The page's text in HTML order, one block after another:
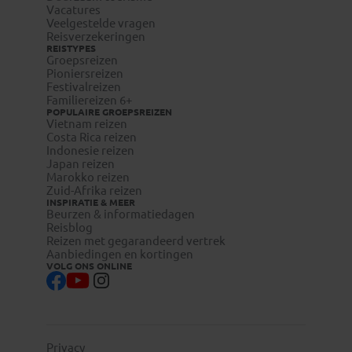
Vacatures
Veelgestelde vragen
Reisverzekeringen
REISTYPES
Groepsreizen
Pioniersreizen
Festivalreizen
Familiereizen 6+
POPULAIRE GROEPSREIZEN
Vietnam reizen
Costa Rica reizen
Indonesie reizen
Japan reizen
Marokko reizen
Zuid-Afrika reizen
INSPIRATIE & MEER
Beurzen & informatiedagen
Reisblog
Reizen met gegarandeerd vertrek
Aanbiedingen en kortingen
VOLG ONS ONLINE
Privacy